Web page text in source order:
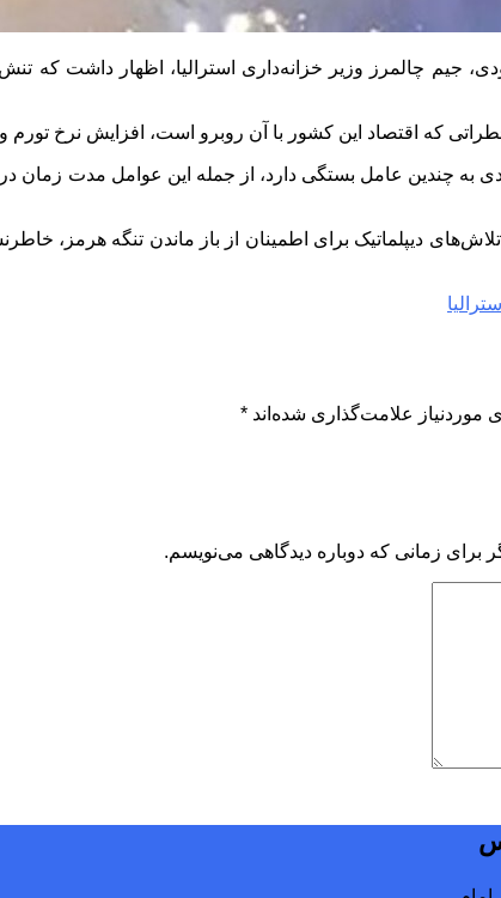
جیم چالمرز وزیر خزانه‌داری استرالیا، اظهار داشت که
که اقتصاد این کشور با آن روبرو است، افزایش نرخ
به چندین عامل بستگی دارد، از جمله این عوامل مدت زمان
دیپلماتیک برای اطمینان از باز ماندن تنگه هرمز،
موردنیاز علامت‌گذاری شده‌اند *
برای زمانی که دوباره دیدگاهی می‌نویسم.